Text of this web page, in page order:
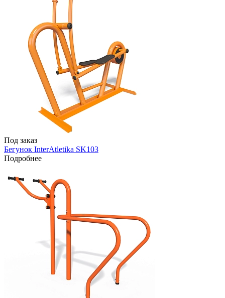
Под заказ
Бегунок InterAtletika SK103
Подробнее